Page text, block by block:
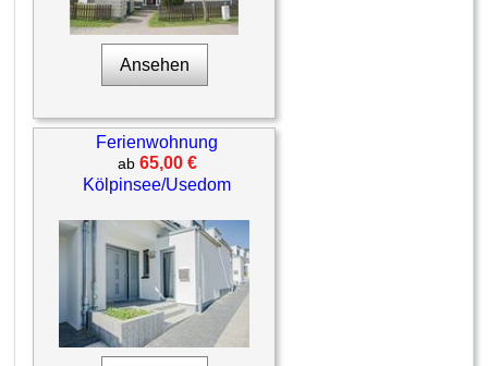
Ansehen
Ferienwohnung
ab 65,00 €
Kölpinsee/Usedom